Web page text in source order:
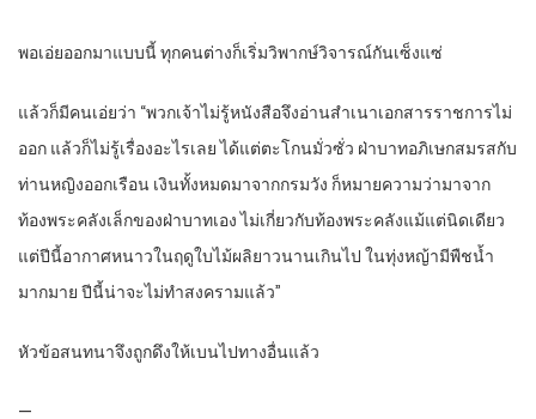
พอเอ่ยออกมาแบบนี้ ทุกคนต่างก็เริ่มวิพากษ์วิจารณ์กันเซ็งแซ่
แล้วก็มีคนเอ่ยว่า “พวกเจ้าไม่รู้หนังสือจึงอ่านสำเนาเอกสารราชการไม่
ออก แล้วก็ไม่รู้เรื่องอะไรเลย ได้แต่ตะโกนมั่วซั่ว ฝ่าบาทอภิเษกสมรสกับ
ท่านหญิงออกเรือน เงินทั้งหมดมาจากกรมวัง ก็หมายความว่ามาจาก
ท้องพระคลังเล็กของฝ่าบาทเอง ไม่เกี่ยวกับท้องพระคลังแม้แต่นิดเดียว
แต่ปีนี้อากาศหนาวในฤดูใบไม้ผลิยาวนานเกินไป ในทุ่งหญ้ามีพืชน้ำ
มากมาย ปีนี้น่าจะไม่ทำสงครามแล้ว”
หัวข้อสนทนาจึงถูกดึงให้เบนไปทางอื่นแล้ว
—